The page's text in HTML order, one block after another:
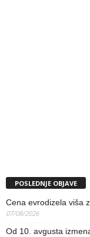
POSLEDNJE OBJAVE
Cena evrodizela viša
07/08/2026
Od 10. avgusta